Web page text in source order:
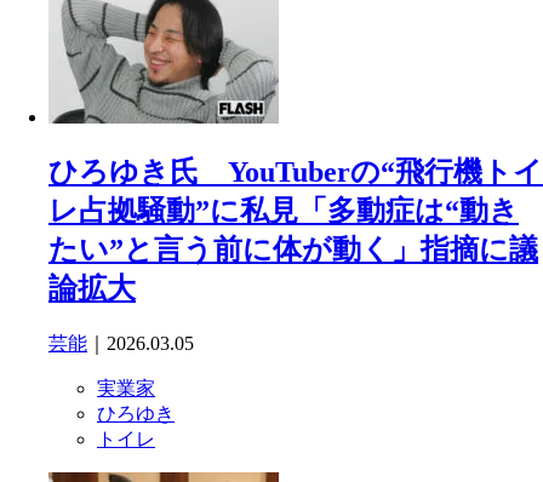
ひろゆき氏 YouTuberの“飛行機トイ
レ占拠騒動”に私見「多動症は“動き
たい”と言う前に体が動く」指摘に議
論拡大
芸能 ｜2026.03.05
実業家
ひろゆき
トイレ